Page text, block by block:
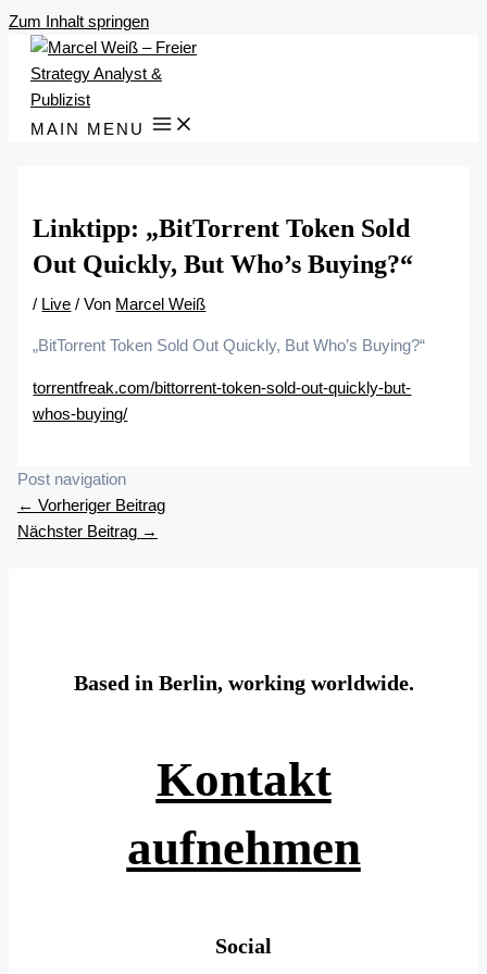
Zum Inhalt springen
MAIN MENU
Linktipp: „BitTorrent Token Sold
Out Quickly, But Who’s Buying?“
/ Live / Von Marcel Weiß
„BitTorrent Token Sold Out Quickly, But Who’s Buying?“
torrentfreak.com/bittorrent-token-sold-out-quickly-but-
whos-buying/
Post navigation
← Vorheriger Beitrag
Nächster Beitrag →
Based in Berlin, working worldwide.
Kontakt
aufnehmen
Social